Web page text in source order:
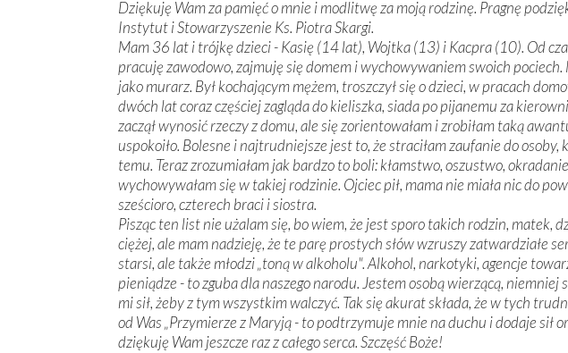
Dziękuję Wam za pamięć o mnie i modlitwę za moją rodzinę. Pragnę
Instytut i Stowarzyszenie Ks. Piotra Skargi.
Mam 36 lat i trójkę dzieci - Kasię (14 lat), Wojtka (13) i Kacpra (10). Od
pracuję zawodowo, zajmuję się domem i wychowywaniem swoich pociech.
jako murarz. Był kochającym mężem, troszczył się o dzieci, w pracach
dwóch lat coraz częściej zagląda do kieliszka, siada po pijanemu za
zaczął wynosić rzeczy z domu, ale się zorientowałam i zrobiłam taką
uspokoiło. Bolesne i najtrudniejsze jest to, że straciłam zaufanie do
temu. Teraz zrozumiałam jak bardzo to boli: kłamstwo, oszustwo,
wychowywałam się w takiej rodzinie. Ojciec pił, mama nie miała nic do
sześcioro, czterech braci i siostra.
Pisząc ten list nie użalam się, bo wiem, że jest sporo takich rodzin, matek,
ciężej, ale mam nadzieję, że te parę prostych słów wzruszy zatwardziałe
starsi, ale także młodzi „toną w alkoholu". Alkohol, narkotyki, agencje
pieniądze - to zguba dla naszego narodu. Jestem osobą wierzącą, niemniej
mi sił, żeby z tym wszystkim walczyć. Tak się akurat składa, że w tych
od Was „Przymierze z Maryją - to podtrzymuje mnie na duchu i dodaje sił
dziękuję Wam jeszcze raz z całego serca. Szczęść Boże!